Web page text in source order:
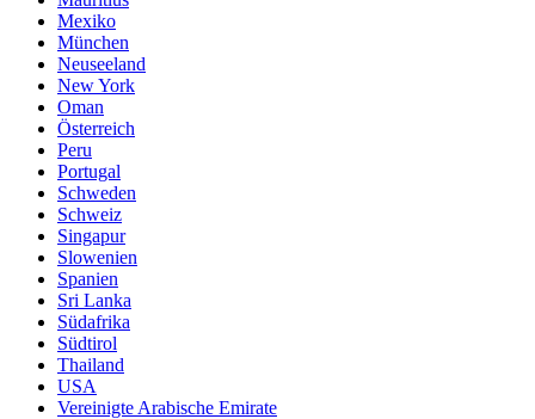
Mexiko
München
Neuseeland
New York
Oman
Österreich
Peru
Portugal
Schweden
Schweiz
Singapur
Slowenien
Spanien
Sri Lanka
Südafrika
Südtirol
Thailand
USA
Vereinigte Arabische Emirate